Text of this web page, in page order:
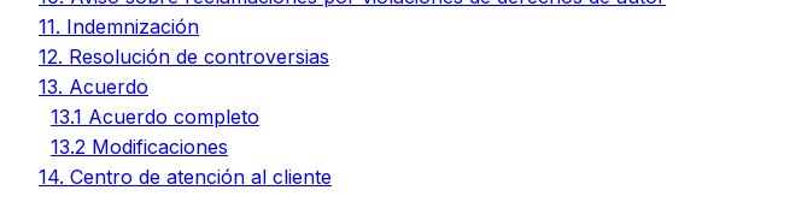
11. Indemnización
12. Resolución de controversias
13. Acuerdo
13.1 Acuerdo completo
13.2 Modificaciones
14. Centro de atención al cliente